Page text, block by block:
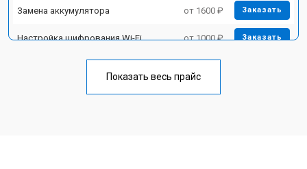
Замена аккумулятора от 1600 ₽ Заказать
Настройка шифрования Wi-Fi от 1000 ₽ Заказать
Замена материнской платы от 2800 ₽
Показать весь прайс